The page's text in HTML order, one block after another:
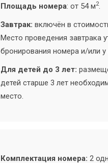
Площадь номера: от 54 м2.
Завтрак: включён в
Место проведения завтрака
бронирования номера и/или у
Для детей до 3 лет:
детей старше 3 лет
место.
Комплектация номера: 2